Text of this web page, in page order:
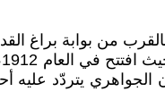
بوابة براغ
يتردّد عليه